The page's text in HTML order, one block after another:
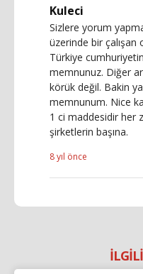
Kuleci
Sizlere yorum
üzerinde bir
Türkiye
memnunuz. Diğer
körük değil. Bakin
memnunum. Nice
1 ci maddesidir her
şirketlerin başına.
8 yıl önce